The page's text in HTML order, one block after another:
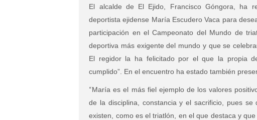
El alcalde de El Ejido, Francisco Góngora, ha
deportista ejidense María Escudero Vaca para
participación en el Campeonato del Mundo de
deportiva más exigente del mundo y que se
El regidor la ha felicitado por el que la propia
cumplido”. En el encuentro ha estado también
“María es el más fiel ejemplo de los valores
de la disciplina, constancia y el sacrificio, pues
existen, como es el triatlón, en el que destaca y